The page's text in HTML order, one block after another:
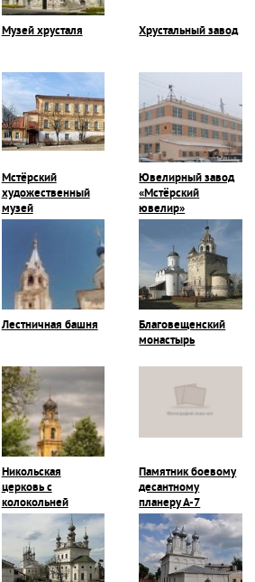
Музей хрусталя Хрустальный завод
Мстёрский
художественный
музей
Ювелирный завод
«Мстёрский
ювелир»
Лестничная башня
Благовещенский
монастырь
Никольская
церковь с
колокольней
Памятник боевому
десантному
планеру А-7